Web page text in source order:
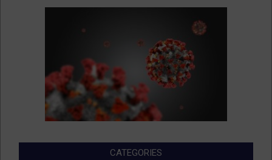
CATEGORIES